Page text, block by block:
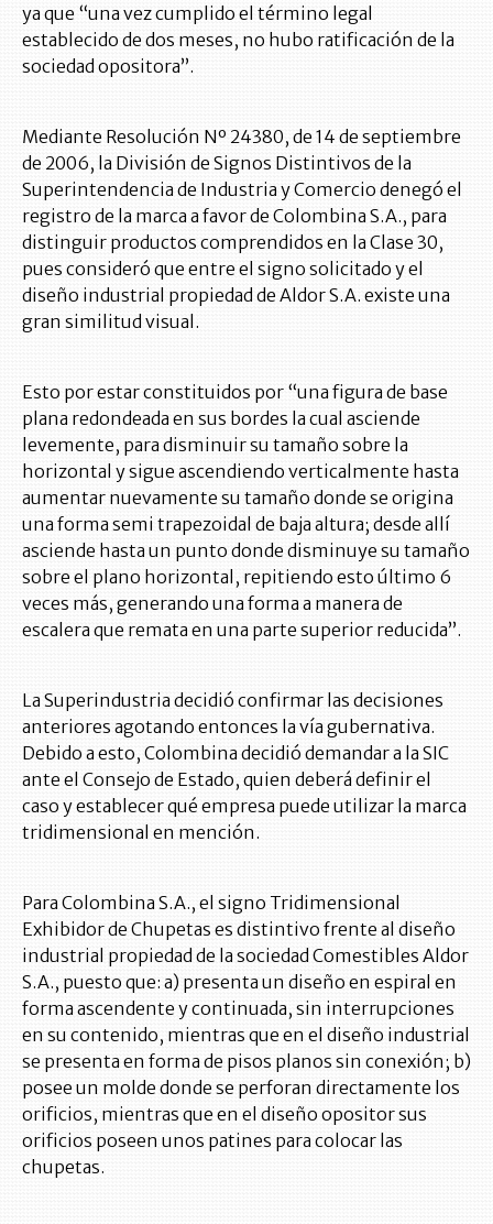
ya que “una vez cumplido el término legal
establecido de dos meses, no hubo ratificación de la
sociedad opositora”.
Mediante Resolución Nº 24380, de 14 de septiembre
de 2006, la División de Signos Distintivos de la
Superintendencia de Industria y Comercio denegó el
registro de la marca a favor de Colombina S.A., para
distinguir productos comprendidos en la Clase 30,
pues consideró que entre el signo solicitado y el
diseño industrial propiedad de Aldor S.A. existe una
gran similitud visual.
Esto por estar constituidos por “una figura de base
plana redondeada en sus bordes la cual asciende
levemente, para disminuir su tamaño sobre la
horizontal y sigue ascendiendo verticalmente hasta
aumentar nuevamente su tamaño donde se origina
una forma semi trapezoidal de baja altura; desde allí
asciende hasta un punto donde disminuye su tamaño
sobre el plano horizontal, repitiendo esto último 6
veces más, generando una forma a manera de
escalera que remata en una parte superior reducida”.
La Superindustria decidió confirmar las decisiones
anteriores agotando entonces la vía gubernativa.
Debido a esto, Colombina decidió demandar a la SIC
ante el Consejo de Estado, quien deberá definir el
caso y establecer qué empresa puede utilizar la marca
tridimensional en mención.
Para Colombina S.A., el signo Tridimensional
Exhibidor de Chupetas es distintivo frente al diseño
industrial propiedad de la sociedad Comestibles Aldor
S.A., puesto que: a) presenta un diseño en espiral en
forma ascendente y continuada, sin interrupciones
en su contenido, mientras que en el diseño industrial
se presenta en forma de pisos planos sin conexión; b)
posee un molde donde se perforan directamente los
orificios, mientras que en el diseño opositor sus
orificios poseen unos patines para colocar las
chupetas.